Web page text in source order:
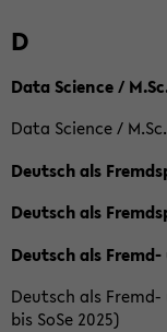
D
Data Science /
Data Science /
Deutsch als
Deutsch als
Deutsch als
Deutsch als
bis SoSe 2025)